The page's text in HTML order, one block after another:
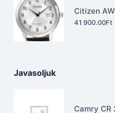
Citizen
41 900.00Ft
Javasoljuk
Camry CR